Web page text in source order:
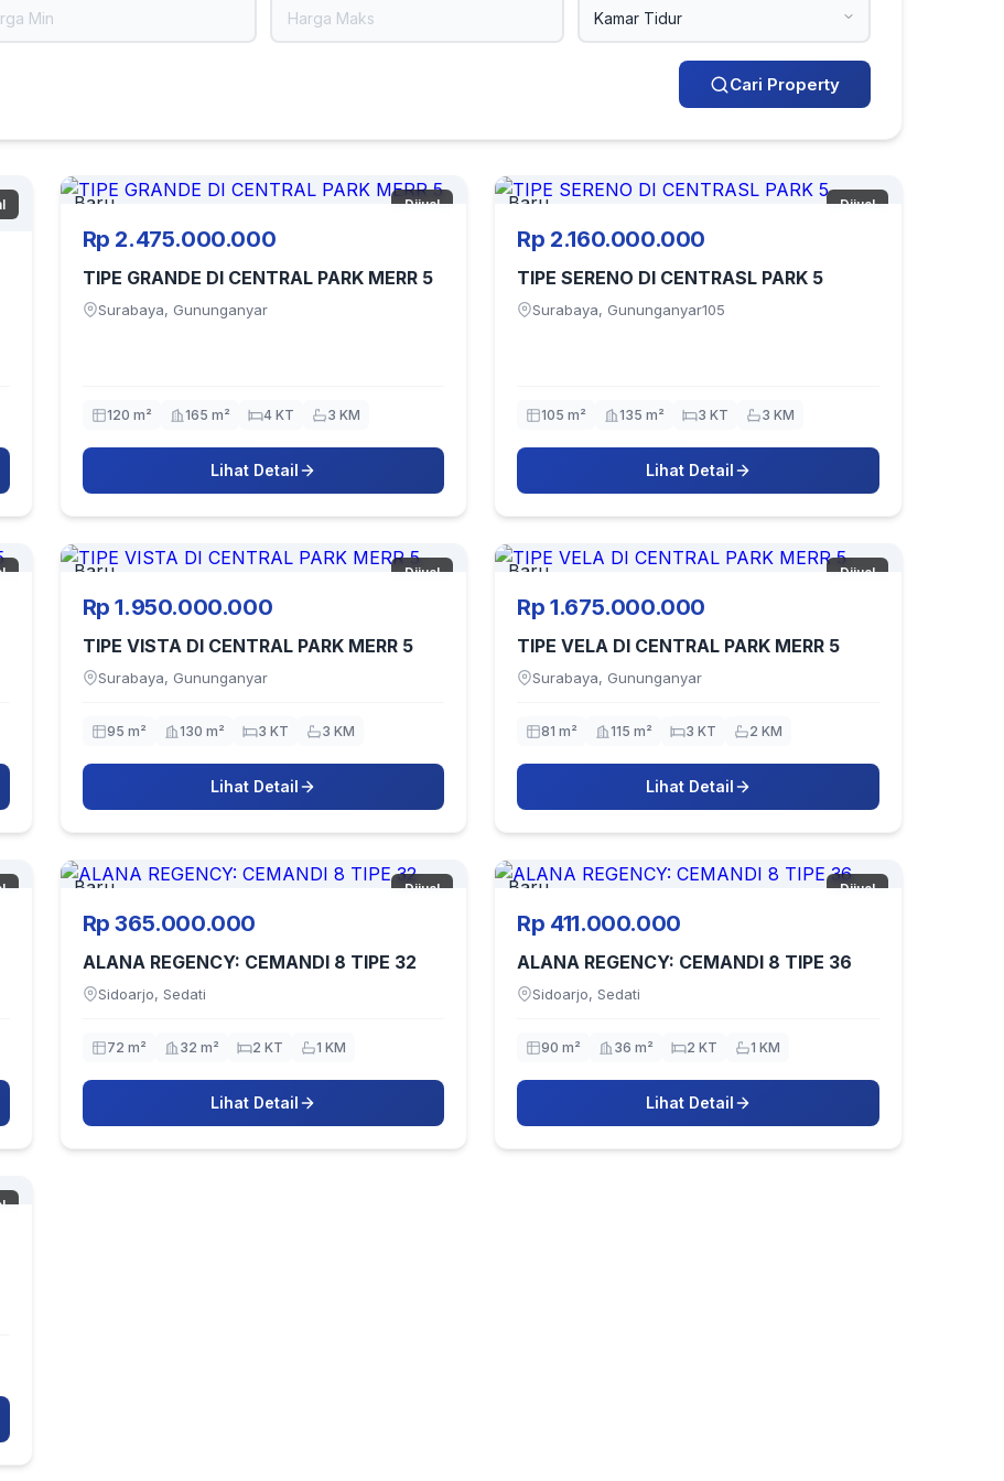
Cari Property
Baru Dijual
Rp 2.475.000.000
TIPE GRANDE DI CENTRAL PARK MERR 5
Surabaya, Gununganyar
120 m² 165 m² 4 KT 3 KM
Lihat Detail
Baru Dijual
Rp 2.160.000.000
TIPE SERENO DI CENTRASL PARK 5
Surabaya, Gununganyar105
105 m² 135 m² 3 KT 3 KM
Lihat Detail
Baru Dijual
Rp 1.950.000.000
TIPE VISTA DI CENTRAL PARK MERR 5
Surabaya, Gununganyar
95 m² 130 m² 3 KT 3 KM
Lihat Detail
Baru Dijual
Rp 1.675.000.000
TIPE VELA DI CENTRAL PARK MERR 5
Surabaya, Gununganyar
81 m² 115 m² 3 KT 2 KM
Lihat Detail
Baru Dijual
Rp 365.000.000
ALANA REGENCY: CEMANDI 8 TIPE 32
Sidoarjo, Sedati
72 m² 32 m² 2 KT 1 KM
Lihat Detail
Baru Dijual
Rp 411.000.000
ALANA REGENCY: CEMANDI 8 TIPE 36
Sidoarjo, Sedati
90 m² 36 m² 2 KT 1 KM
Lihat Detail